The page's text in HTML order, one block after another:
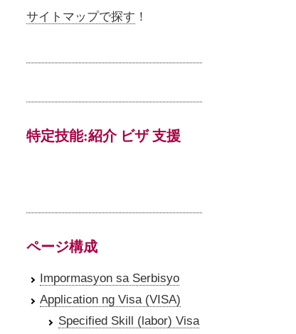
サイトマップで探す ！
特定技能:紹介 ビザ 支援
ページ構成
Impormasyon sa Serbisyo
Application ng Visa (VISA)
Specified Skill (labor) Visa